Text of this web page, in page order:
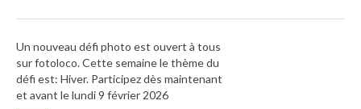
Un nouveau défi photo est ouvert à tous
sur fotoloco. Cette semaine le thème du
défi est: Hiver. Participez dès maintenant
et avant le lundi 9 février 2026